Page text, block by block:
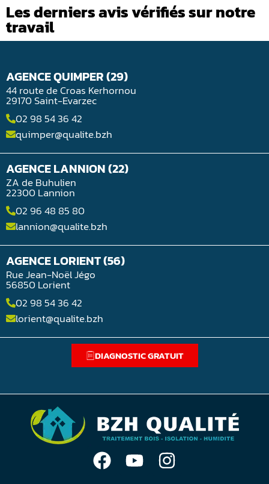
Les derniers avis vérifiés sur notre
travail
AGENCE QUIMPER (29)
44 route de Croas Kerhornou
29170 Saint-Evarzec
02 98 54 36 42
quimper@qualite.bzh
AGENCE LANNION (22)
ZA de Buhulien
22300 Lannion
02 96 48 85 80
lannion@qualite.bzh
AGENCE LORIENT (56)
Rue Jean-Noël Jégo
56850 Lorient
02 98 54 36 42
lorient@qualite.bzh
DIAGNOSTIC GRATUIT